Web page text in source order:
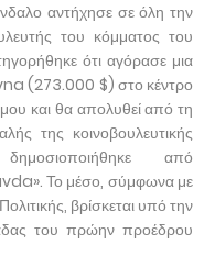
αντήχησε σε όλη την
του κόμματος του
ότι αγόρασε μια
(273.000 $) στο κέντρο
και θα απολυθεί από τη
της κοινοβουλευτικής
από
Το μέσο, σύμφωνα με
βρίσκεται υπό την
του πρώην προέδρου